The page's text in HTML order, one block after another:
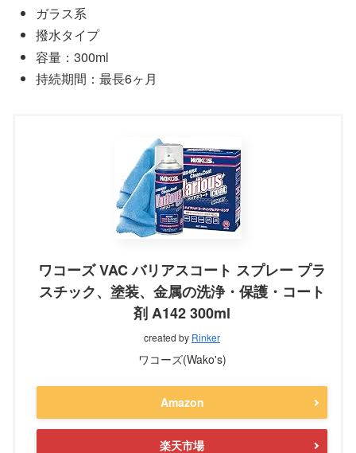
ガラス系
撥水タイプ
容量：300ml
持続期間：最長6ヶ月
ワコーズ VAC バリアスコート スプレー プラ
スチック、塗装、金属の洗浄・保護・コート
剤 A142 300ml
created by Rinker
ワコーズ(Wako's)
Amazon
楽天市場